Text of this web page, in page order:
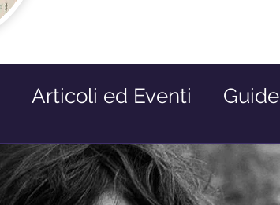
Articoli ed Eventi Guide
Riflessioni Premio Nabokov